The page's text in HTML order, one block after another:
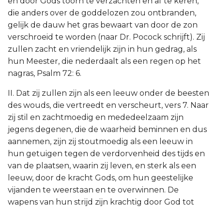
die anders over de goddelozen zou ontbranden,
gelijk de dauw het gras bewaart van door de zon
verschroeid te worden (naar Dr. Pocock schrijft). Zij
zullen zacht en vriendelijk zijn in hun gedrag, als
hun Meester, die nederdaalt als een regen op het
nagras, Psalm 72: 6.
II. Dat zij zullen zijn als een leeuw onder de beesten
des wouds, die vertreedt en verscheurt, vers 7. Naar
zij stil en zachtmoedig en mededeelzaam zijn
jegens degenen, die de waarheid beminnen en dus
aannemen, zijn zij stoutmoedig als een leeuw in
hun getuigen tegen de verdorvenheid des tijds en
van de plaatsen, waarin zij leven, en sterk als een
leeuw, door de kracht Gods, om hun geestelijke
vijanden te weerstaan en te overwinnen. De
wapens van hun strijd zijn krachtig door God tot